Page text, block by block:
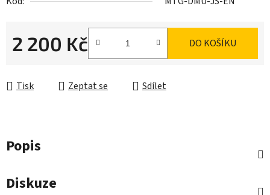
2 200 Kč DO KOŠÍKU
Tisk Zeptat se Sdílet
Popis
Diskuze